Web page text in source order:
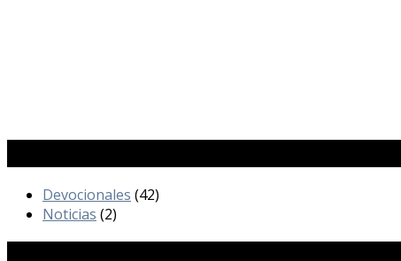
Devocionales (42)
Noticias (2)